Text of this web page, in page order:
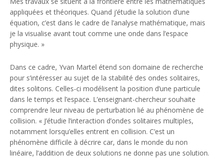
appliquées et théoriques. Quand j’étudie la solution d’une
équation, c’est dans le cadre de l’analyse mathématique, mais
je la visualise avant tout comme une onde dans l’espace
physique. »
Dans ce cadre, Yvan Martel étend son domaine de recherche
pour s’intéresser au sujet de la stabilité des ondes solitaires,
dites solitons. Celles-ci modélisent la position d’une particule
dans le temps et l’espace. L’enseignant-chercheur souhaite
comprendre leur niveau de perturbation lié au phénomène de
collision. « J’étudie l’interaction d’ondes solitaires multiples,
notamment lorsqu’elles entrent en collision. C’est un
phénomène difficile à décrire car, dans le monde du non
linéaire, l’addition de deux solutions ne donne pas une solution.